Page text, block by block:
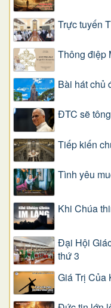
Trực tuyến
Thông điệp
Bài hát chủ
ĐTC sẽ
Tiếp kiến
Tình yêu
Khi Chúa
Đại Hội
thứ 3
Giá Trị Của